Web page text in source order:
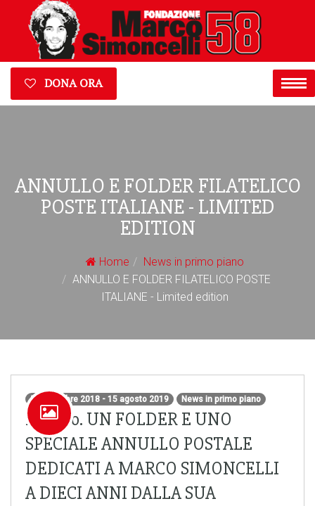
DONA ORA
ANNULLO E FOLDER FILATELICO
POSTE ITALIANE - LIMITED
EDITION
Home
News in primo piano
ANNULLO E FOLDER FILATELICO POSTE
ITALIANE - Limited edition
5 settembre 2018 - 15 agosto 2019 News in primo piano
Misano. UN FOLDER E UNO
SPECIALE ANNULLO POSTALE
DEDICATI A MARCO SIMONCELLI
A DIECI ANNI DALLA SUA